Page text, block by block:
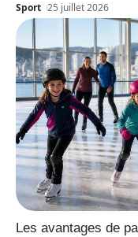
Sport 25 juillet 2026
Les avantages de